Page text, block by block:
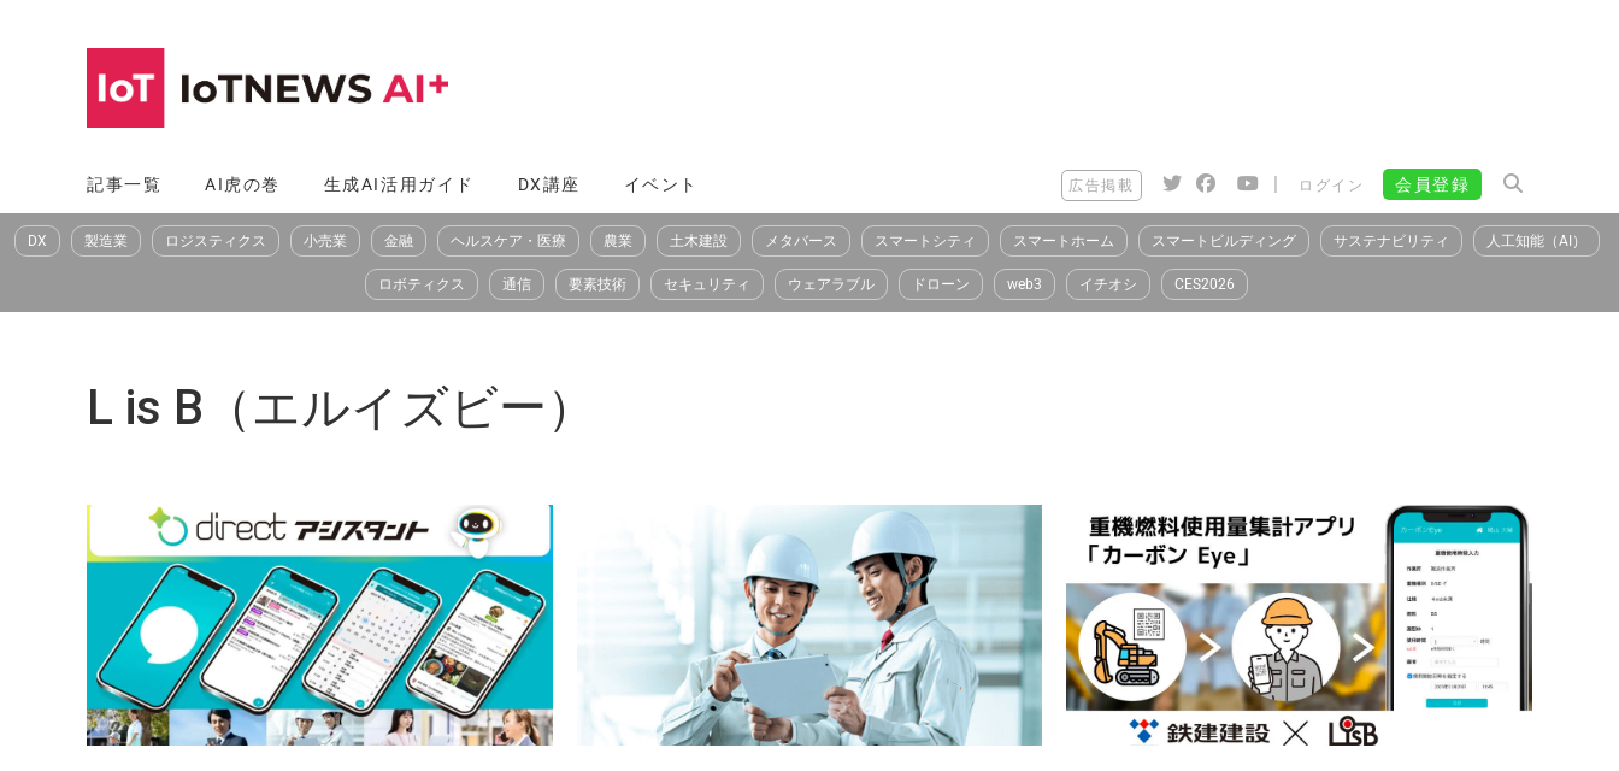
へ
ス
記事一覧 AI虎の巻 生成AI活用ガイド DX講座 イベント 広告掲載 | ログイン 会員登録
DX 製造業 ロジスティクス 小売業 金融 ヘルスケア・医療 農業 土木建設 メタバース スマートシティ スマートホーム スマートビルディング サステナビリティ 人工知能（AI）
ロボティクス 通信 要素技術 セキュリティ ウェアラブル ドローン web3 イチオシ CES2026
L is B（エルイズビー）